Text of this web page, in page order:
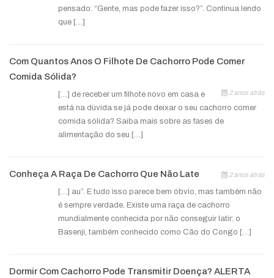
pensado: “Gente, mas pode fazer isso?”. Continua lendo
que […]
Com Quantos Anos O Filhote De Cachorro Pode Comer
Comida Sólida?
2 anos atrás
[…] de receber um filhote novo em casa e
está na dúvida se já pode deixar o seu cachorro comer
comida sólida? Saiba mais sobre as fases de
alimentação do seu […]
Conheça A Raça De Cachorro Que Não Late 2 anos atrás
[…] au”. E tudo isso parece bem óbvio, mas também não
é sempre verdade. Existe uma raça de cachorro
mundialmente conhecida por não conseguir latir: o
Basenji, também conhecido como Cão do Congo […]
Dormir Com Cachorro Pode Transmitir Doença? ALERTA